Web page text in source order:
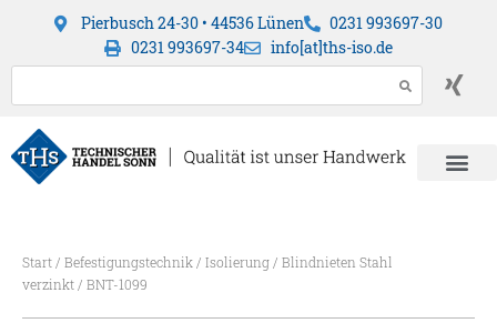
Pierbusch 24-30 • 44536 Lünen
0231 993697-30
0231 993697-34
info[at]ths-iso.de
Start/ Befestigungstechnik/ Isolierung/ Blindnieten Stahl
verzinkt/ BNT-1099